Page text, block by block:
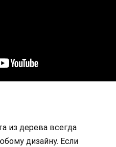
из дерева всегда
дизайну. Если